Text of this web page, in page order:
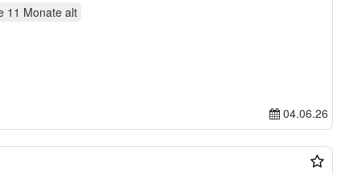
11 Monate alt
04.06.26